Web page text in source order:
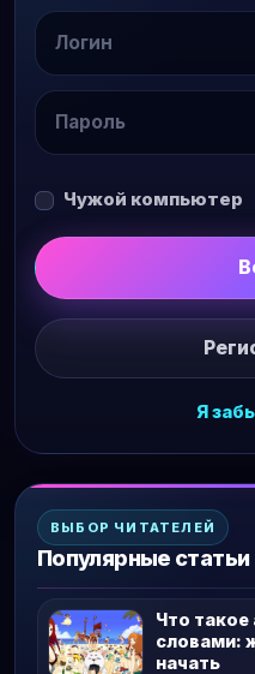
Чужой компьютер
Я
ВЫБОР ЧИТАТЕЛЕЙ
Популярные статьи
Что
словами:
начать